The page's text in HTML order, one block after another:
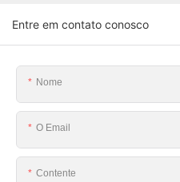
Entre em contato conosco
Nome
O Email
Contente